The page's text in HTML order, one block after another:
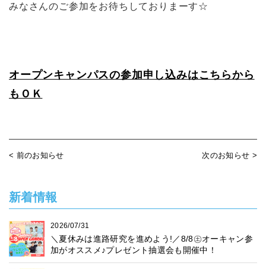
みなさんのご参加をお待ちしておりまーす☆
オープンキャンパスの参加申し込みはこちらから
もＯＫ
< 前のお知らせ 次のお知らせ >
新着情報
2026/07/31
＼夏休みは進路研究を進めよう!／8/8㊏オーキャン参
加がオススメ♪プレゼント抽選会も開催中！